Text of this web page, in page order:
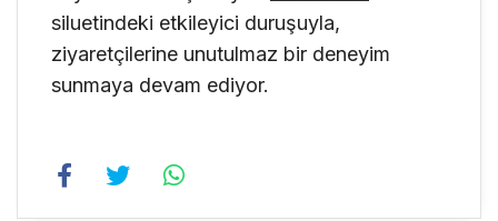
siluetindeki etkileyici duruşuyla,
ziyaretçilerine unutulmaz bir deneyim
sunmaya devam ediyor.